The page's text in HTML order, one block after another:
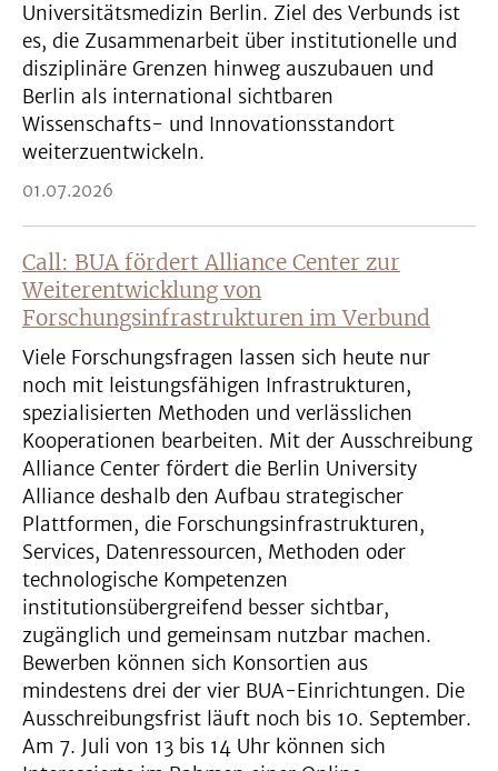
Universitätsmedizin Berlin. Ziel des Verbunds ist
es, die Zusammenarbeit über institutionelle und
disziplinäre Grenzen hinweg auszubauen und
Berlin als international sichtbaren
Wissenschafts- und Innovationsstandort
weiterzuentwickeln.
01.07.2026
Call: BUA fördert Alliance Center zur
Weiterentwicklung von
Forschungsinfrastrukturen im Verbund
Viele Forschungsfragen lassen sich heute nur
noch mit leistungsfähigen Infrastrukturen,
spezialisierten Methoden und verlässlichen
Kooperationen bearbeiten. Mit der Ausschreibung
Alliance Center fördert die Berlin University
Alliance deshalb den Aufbau strategischer
Plattformen, die Forschungsinfrastrukturen,
Services, Datenressourcen, Methoden oder
technologische Kompetenzen
institutionsübergreifend besser sichtbar,
zugänglich und gemeinsam nutzbar machen.
Bewerben können sich Konsortien aus
mindestens drei der vier BUA-Einrichtungen. Die
Ausschreibungsfrist läuft noch bis 10. September.
Am 7. Juli von 13 bis 14 Uhr können sich